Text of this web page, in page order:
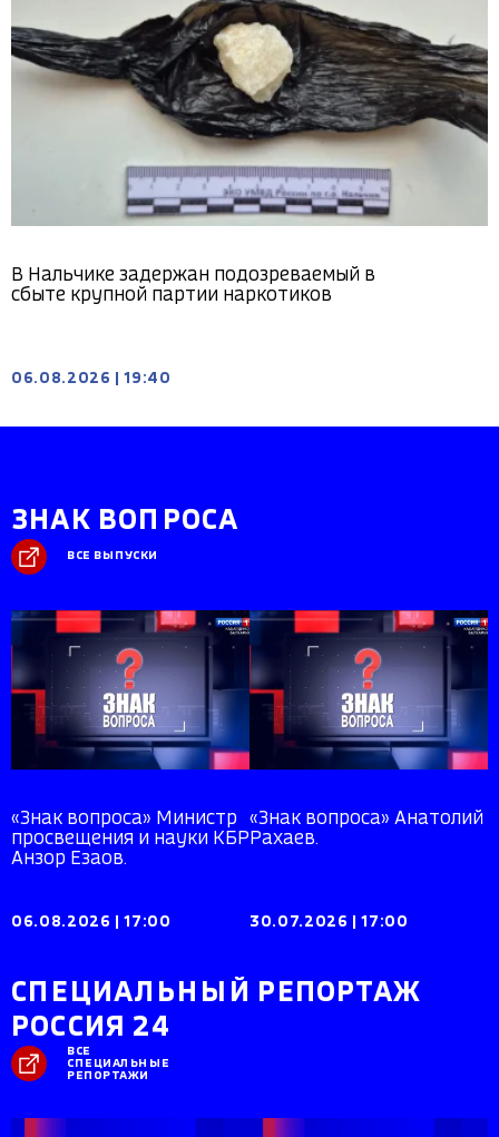
В Нальчике задержан подозреваемый в
сбыте крупной партии наркотиков
06.08.2026 19:40
ЗНАК ВОПРОСА
ВСЕ ВЫПУСКИ
«Знак вопроса» Министр
просвещения и науки КБР
Анзор Езаов.
06.08.2026 17:00
«Знак вопроса» Анатолий
Рахаев.
30.07.2026 17:00
СПЕЦИАЛЬНЫЙ РЕПОРТАЖ
РОССИЯ 24
ВСЕ
СПЕЦИАЛЬНЫЕ
РЕПОРТАЖИ